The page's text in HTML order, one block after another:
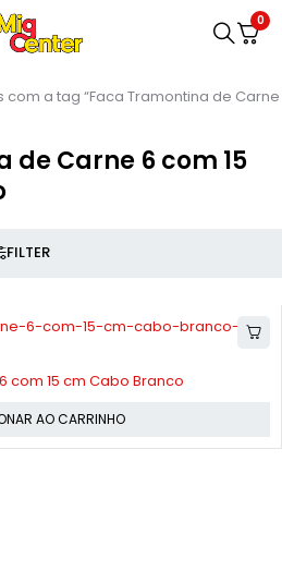
0
de Carne 6 com 15
a tag “Faca Tramontina de Carne
FILTER
com 15 cm Cabo Branco
AO CARRINHO